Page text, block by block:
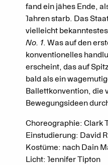
fand ein jähes Ende,
Jahren starb. Das
vielleicht
No. 1. Was auf den
konventionelles
erscheint, das auf
bald als ein
Ballettkonvention, die
Bewegungsideen
Choreographie: Clark
Einstudierung: David
Kostüme: nach Dain
Licht: Jennifer Tipton